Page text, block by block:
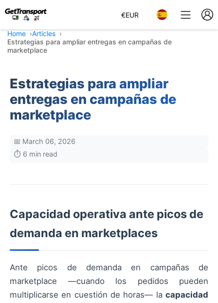
€EUR
Home
Articles
Estrategias para ampliar entregas en campañas de
marketplace
Estrategias para ampliar
entregas en campañas de
marketplace
📅 March 06, 2026
⏱️ 6 min read
Capacidad operativa ante picos de
demanda en marketplaces
Ante picos de demanda en campañas de
marketplace —cuando los pedidos pueden
multiplicarse en cuestión de horas— la capacidad